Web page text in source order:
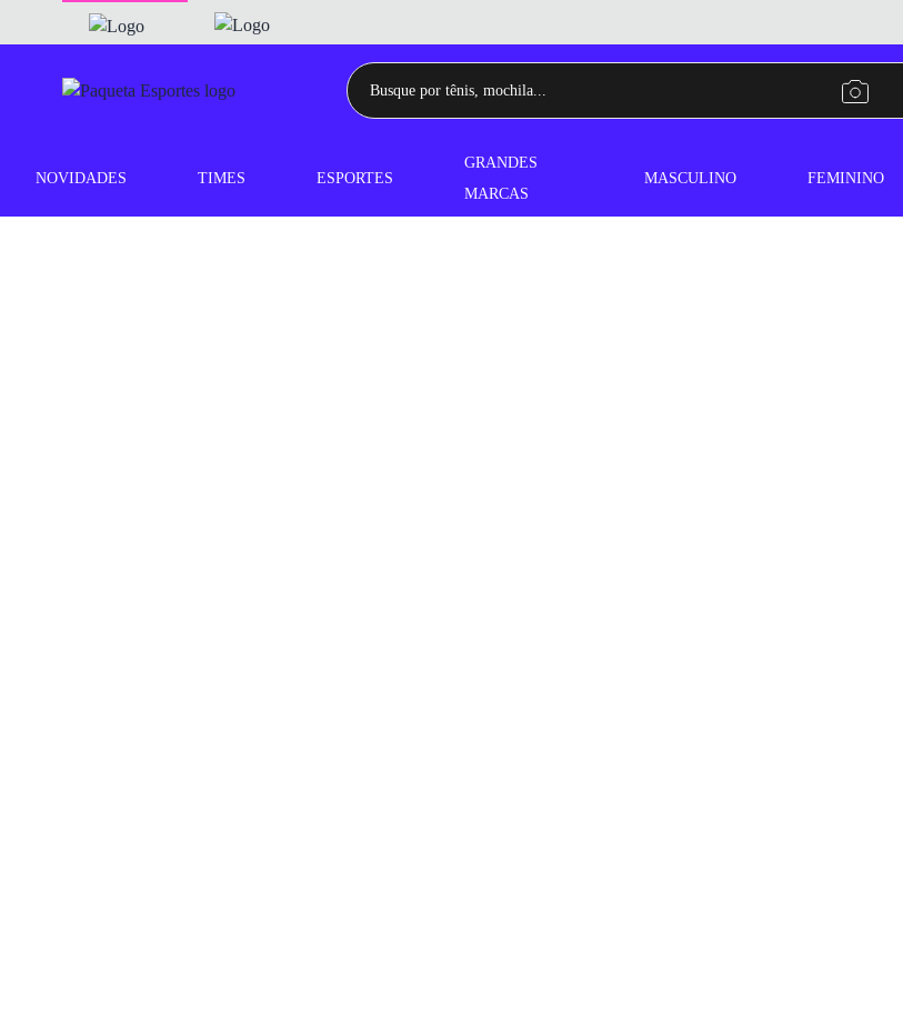
NOVIDADES TIMES ESPORTES
GRANDES
MARCAS
MASCULINO FEMININO